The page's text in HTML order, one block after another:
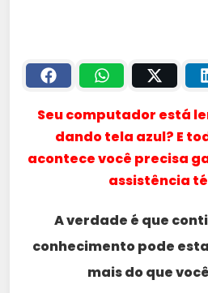
Seu computador está
dando tela azul? E
acontece você precisa
assistência
A verdade é que
conhecimento pode
mais do que